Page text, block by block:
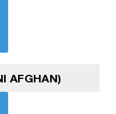
AFGHAN)